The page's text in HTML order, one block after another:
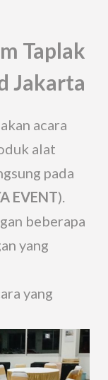
Taplak
Jakarta
acara
alat
pada
EVENT).
beberapa
yang
yang